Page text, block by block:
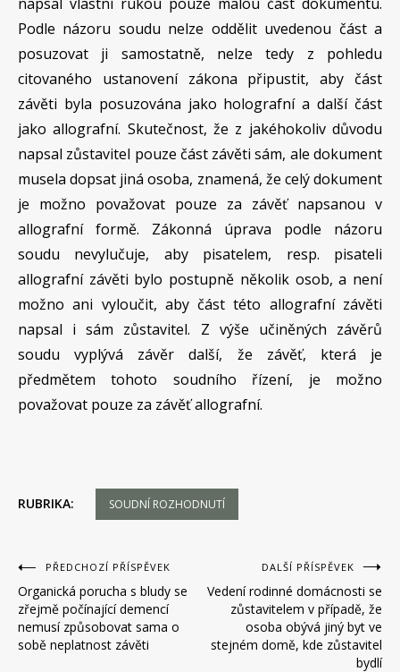
Podle názoru soudu nelze oddělit uvedenou část a
posuzovat ji samostatně, nelze tedy z pohledu
citovaného ustanovení zákona připustit, aby část
závěti byla posuzována jako holografní a další část
jako allografní. Skutečnost, že z jakéhokoliv důvodu
napsal zůstavitel pouze část závěti sám, ale dokument
musela dopsat jiná osoba, znamená, že celý dokument
je možno považovat pouze za závěť napsanou v
allografní formě. Zákonná úprava podle názoru
soudu nevylučuje, aby pisatelem, resp. pisateli
allografní závěti bylo postupně několik osob, a není
možno ani vyloučit, aby část této allografní závěti
napsal i sám zůstavitel. Z výše učiněných závěrů
soudu vyplývá závěr další, že závěť, která je
předmětem tohoto soudního řízení, je možno
považovat pouze za závěť allografní.
RUBRIKA: SOUDNÍ ROZHODNUTÍ
Navigace
pro
příspěvek
PŘEDCHOZÍ PŘÍSPĚVEK
Organická porucha s bludy se
zřejmě počínající demencí
nemusí způsobovat sama o
sobě neplatnost závěti
DALŠÍ PŘÍSPĚVEK
Vedení rodinné domácnosti se
zůstavitelem v případě, že
osoba obývá jiný byt ve
stejném domě, kde zůstavitel
bydlí